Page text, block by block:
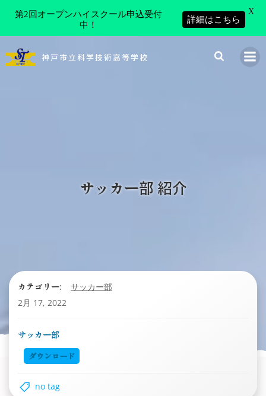
ン
神戸市立科学技術高等学校
サッカー部 紹介
カテゴリー:
サッカー部
2月 17, 2022
サッカー部
ダウンロード
no tag
第2回オープンハイスクール申込受付
中！
詳細はこちら
X